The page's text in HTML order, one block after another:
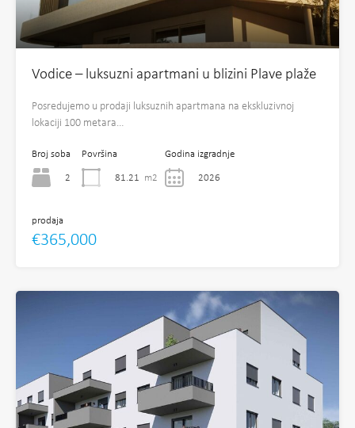
Vodice – luksuzni apartmani u blizini Plave plaže
Posredujemo u prodaji luksuznih apartmana na ekskluzivnoj
lokaciji 100 metara…
Broj soba
2
Površina
81.21 m2
Godina izgradnje
2026
prodaja
€365,000